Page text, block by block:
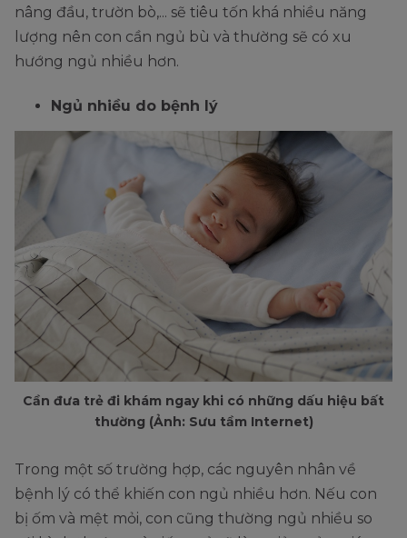
nâng đầu, trườn bò,... sẽ tiêu tốn khá nhiều năng
lượng nên con cần ngủ bù và thường sẽ có xu
hướng ngủ nhiều hơn.
Ngủ nhiều do bệnh lý
Cần đưa trẻ đi khám ngay khi có những dấu hiệu bất
thường (Ảnh: Sưu tầm Internet)
Trong một số trường hợp, các nguyên nhân về
bệnh lý có thể khiến con ngủ nhiều hơn. Nếu con
bị ốm và mệt mỏi, con cũng thường ngủ nhiều so